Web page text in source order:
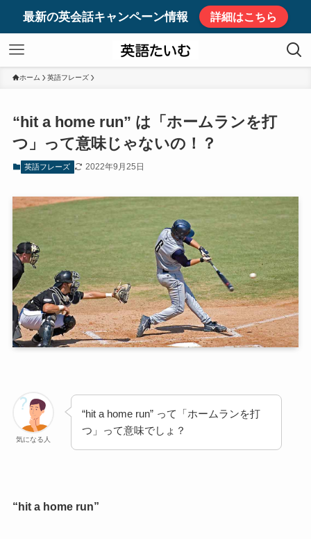
最新の英会話キャンペーン情報 詳細はこちら
ホーム 英語フレーズ
“hit a home run” は「ホームランを打
つ」って意味じゃないの！？
英語フレーズ 2022年9月25日
気になる人
“hit a home run” って「ホームランを打
つ」って意味でしょ？
“hit a home run”